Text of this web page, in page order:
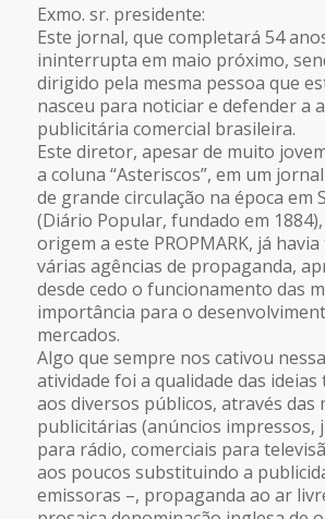
Exmo. sr. presidente:
Este jornal, que completará 54
ininterrupta em maio próximo,
dirigido pela mesma pessoa que
nasceu para noticiar e defender a
publicitária comercial brasileira.
Este diretor, apesar de muito
a coluna “Asteriscos”, em um
de grande circulação na época em
(Diário Popular, fundado em
origem a este PROPMARK, já
várias agências de propaganda,
desde cedo o funcionamento das
importância para o
mercados.
Algo que sempre nos cativou
atividade foi a qualidade das
aos diversos públicos, através das
publicitárias (anúncios impressos,
para rádio, comerciais para
aos poucos substituindo a
emissoras –, propaganda ao ar